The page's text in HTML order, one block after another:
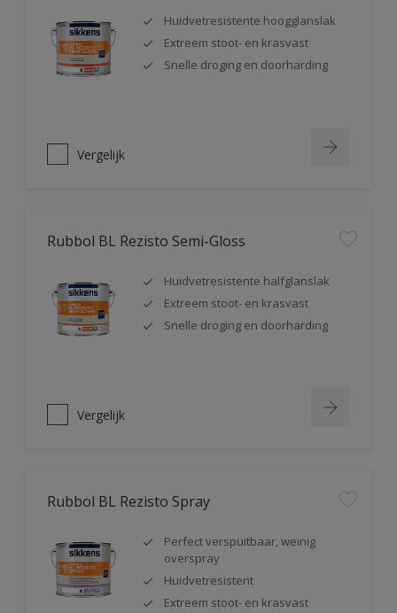
Huidvetresistente hoogglanslak
Extreem stoot- en krasvast
Snelle droging en doorharding
Vergelijk
Rubbol BL Rezisto Semi-Gloss
Huidvetresistente halfglanslak
Extreem stoot- en krasvast
Snelle droging en doorharding
Vergelijk
Rubbol BL Rezisto Spray
Perfect verspuitbaar, weinig
overspray
Huidvetresistent
Extreem stoot- en krasvast